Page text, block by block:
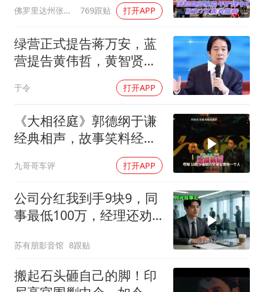
佛罗里达州张司令 769跟贴 打开APP
绿营正式提告蒋万安，蓝
营提告黄伟哲，黄智贤不
于令 打开APP
《大相径庭》郭德纲于谦
经典相声，故事笑料经典
九哥哥车评 打开APP
公司分红我到手9块9，同
事最低100万，经理还劝
苏有朋影音馆 8跟贴
搬起石头砸自己的脚！印